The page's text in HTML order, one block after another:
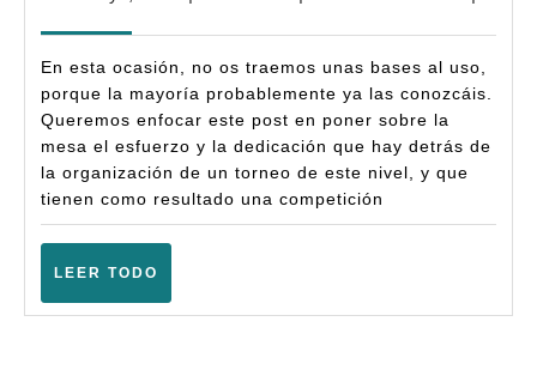
Nacional
of
Sigmar)
–
(Zaragoza
–
En esta ocasión, no os traemos unas bases al uso,
porque la mayoría probablemente ya las conozcáis.
Queremos enfocar este post en poner sobre la
mesa el esfuerzo y la dedicación que hay detrás de
la organización de un torneo de este nivel, y que
tienen como resultado una competición
LEER TODO